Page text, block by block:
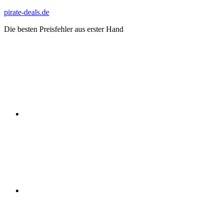
Zum
springen
pirate-deals.de
Die besten Preisfehler aus erster Hand